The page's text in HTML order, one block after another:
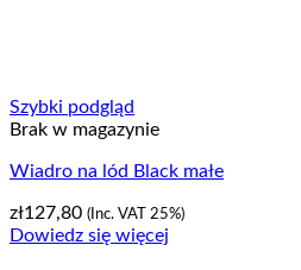
Szybki podgląd
Brak w magazynie
Wiadro na lód Black małe
zł127,80 (Inc. VAT 25%)
Dowiedz się więcej